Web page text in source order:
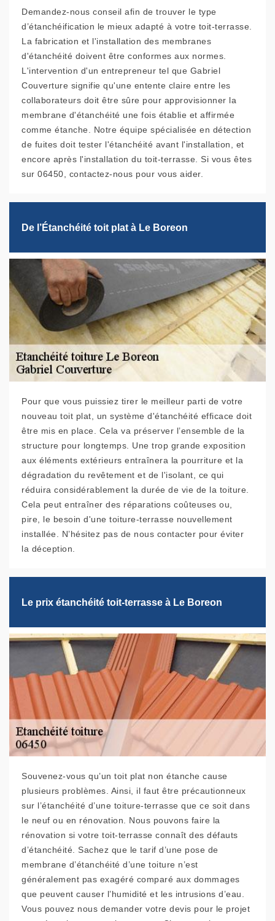
Demandez-nous conseil afin de trouver le type
d’étanchéification le mieux adapté à votre toit-terrasse.
La fabrication et l'installation des membranes
d'étanchéité doivent être conformes aux normes.
L'intervention d'un entrepreneur tel que Gabriel
Couverture signifie qu'une entente claire entre les
collaborateurs doit être sûre pour approvisionner la
membrane d'étanchéité une fois établie et affirmée
comme étanche. Notre équipe spécialisée en détection
de fuites doit tester l'étanchéité avant l'installation, et
encore après l'installation du toit-terrasse. Si vous êtes
sur 06450, contactez-nous pour vous aider.
De l’Étanchéité toit plat à Le Boreon
Pour que vous puissiez tirer le meilleur parti de votre
nouveau toit plat, un système d'étanchéité efficace doit
être mis en place. Cela va préserver l’ensemble de la
structure pour longtemps. Une trop grande exposition
aux éléments extérieurs entraînera la pourriture et la
dégradation du revêtement et de l'isolant, ce qui
réduira considérablement la durée de vie de la toiture.
Cela peut entraîner des réparations coûteuses ou,
pire, le besoin d'une toiture-terrasse nouvellement
installée. N’hésitez pas de nous contacter pour éviter
la déception.
Le prix étanchéité toit-terrasse à Le Boreon
Souvenez-vous qu’un toit plat non étanche cause
plusieurs problèmes. Ainsi, il faut être précautionneux
sur l’étanchéité d’une toiture-terrasse que ce soit dans
le neuf ou en rénovation. Nous pouvons faire la
rénovation si votre toit-terrasse connaît des défauts
d’étanchéité. Sachez que le tarif d’une pose de
membrane d’étanchéité d’une toiture n’est
généralement pas exagéré comparé aux dommages
que peuvent causer l’humidité et les intrusions d’eau.
Vous pouvez nous demander votre devis pour le projet